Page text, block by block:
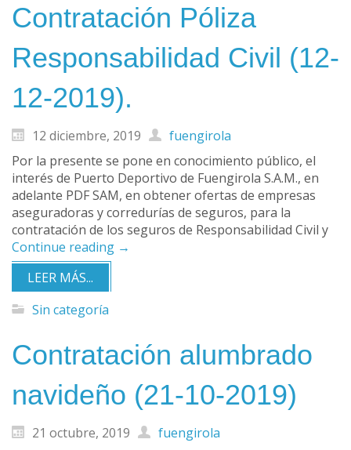
Contratación Póliza
Responsabilidad Civil (12-
12-2019).
12 diciembre, 2019
fuengirola
Por la presente se pone en conocimiento público, el
interés de Puerto Deportivo de Fuengirola S.A.M., en
adelante PDF SAM, en obtener ofertas de empresas
aseguradoras y corredurías de seguros, para la
contratación de los seguros de Responsabilidad Civil y
Continue reading →
LEER MÁS...
Sin categoría
Contratación alumbrado
navideño (21-10-2019)
21 octubre, 2019
fuengirola